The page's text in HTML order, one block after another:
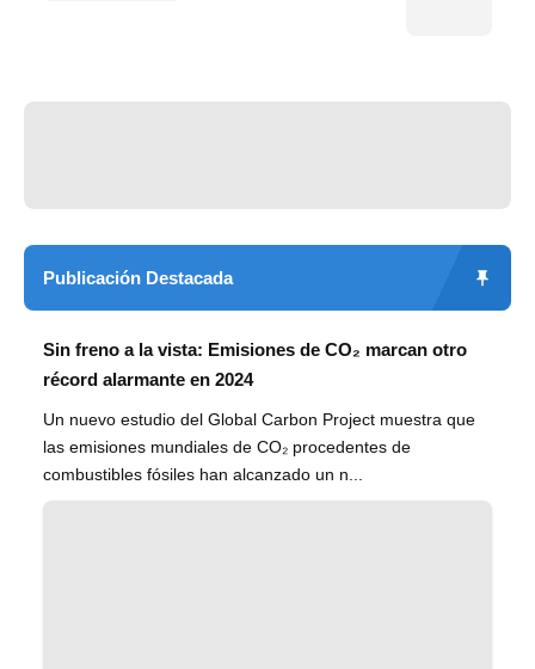
Publicación Destacada
Sin freno a la vista: Emisiones de CO₂ marcan otro
récord alarmante en 2024
Un nuevo estudio del Global Carbon Project muestra que
las emisiones mundiales de CO₂ procedentes de
combustibles fósiles han alcanzado un n...